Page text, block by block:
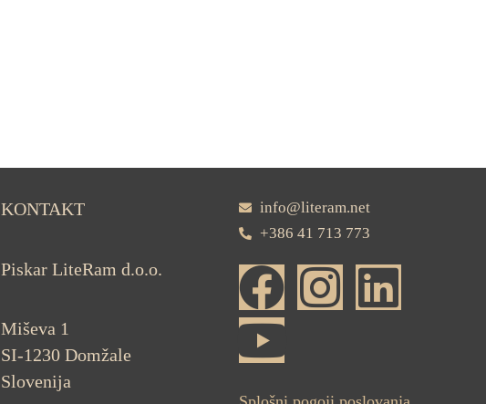
KONTAKT
Piskar LiteRam d.o.o.
Miševa 1
SI-1230 Domžale
Slovenija
info@literam.net
+386 41 713 773